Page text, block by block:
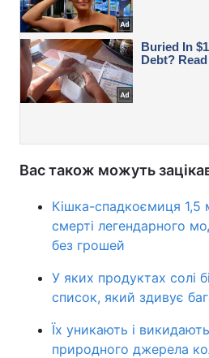
Вас також можуть
Кішка-спадкоємиця 1,5
смерті легендарного
без грошей
У яких продуктах солі
список, який здивує
Їх уникають і
природного джерела